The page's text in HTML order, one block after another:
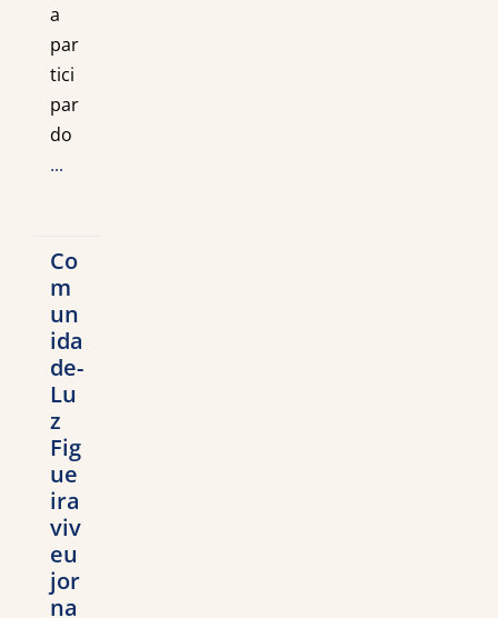
a
par
tici
par
do
...
Co
m
un
ida
de-
Lu
z
Fig
ue
ira
viv
eu
jor
na